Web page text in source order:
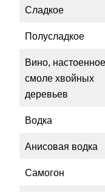
Сладкое
Полусладкое
Вино,
смоле хвойных
деревьев
Водка
Анисовая водка
Самогон